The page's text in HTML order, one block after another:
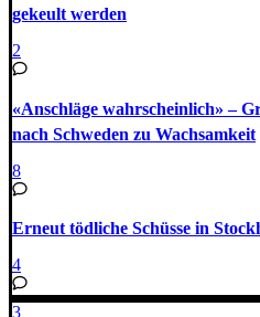
gekeult werden
2
«Anschläge wahrscheinlich» –
nach Schweden zu Wachsamkeit
8
Erneut tödliche Schüsse in
4
3